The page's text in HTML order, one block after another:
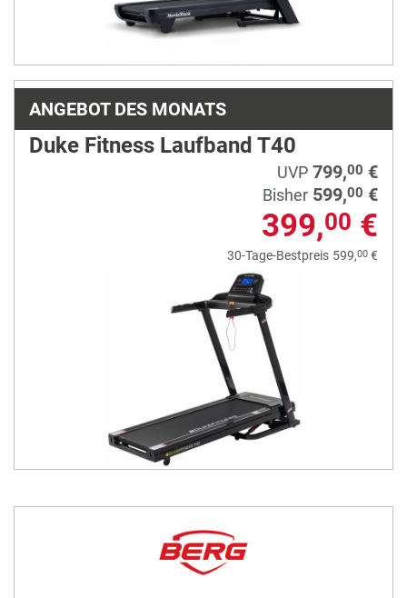
ANGEBOT DES MONATS
Duke Fitness Laufband T40
UVP 799,00 €
Bisher 599,00 €
399,00 €
30-Tage-Bestpreis 599,00 €